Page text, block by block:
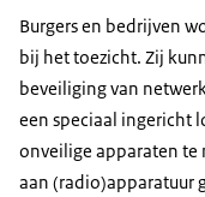
Burgers en bedrijven
bij het toezicht. Zij
beveiliging van
een speciaal ingericht
onveilige apparaten te
aan (radio)apparatuur